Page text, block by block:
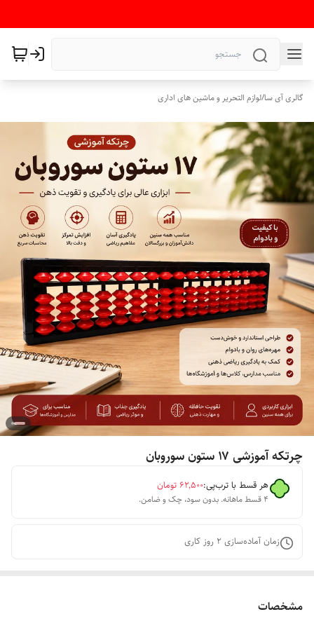
گالری آی سا/لوازم التحریر و ماشین های اداری
چرتکه آموزشی ۱۷ ستون سوروبان
هر قسط با ترب‌پی:۶۲٬۵۰۰ تومان
۴ قسط ماهانه. بدون سود، چک و ضامن.
زمان آماده‌سازی 2 روز کاری
مشخصات